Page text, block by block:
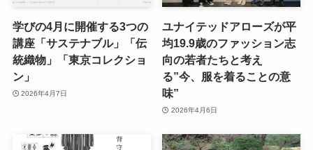
学びの4月に開催する3つの
講座「サステナブル」「伝
統織物」「東京コレクショ
ン」
2026年4月7日
ユナイテッドアローズが平
均19.9歳のファッション志
向の若者たちと考え
る”今、服を着ることの意
味”
2026年4月6日